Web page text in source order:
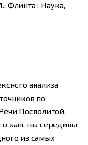
Флинта : Наука,
анализа
по
Посполитой,
ханства середины
из самых